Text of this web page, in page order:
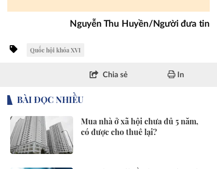
Nguyễn Thu Huyền/Người đưa tin
Quốc hội khóa XVI
Chia sẻ In
BÀI ĐỌC NHIỀU
Mua nhà ở xã hội chưa đủ 5 năm,
có được cho thuê lại?